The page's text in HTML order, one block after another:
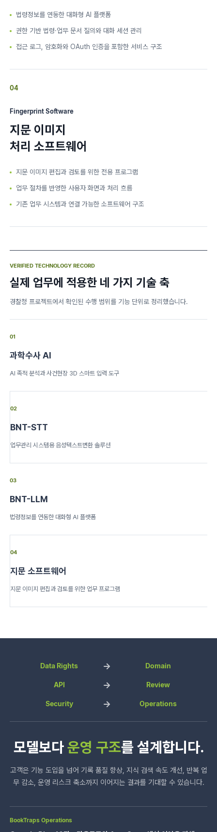
법령정보를 연동한 대화형 AI 플랫폼
권한 기반 법령·업무 문서 질의와 대화 세션 관리
접근 로그, 암호화와 OAuth 인증을 포함한 서비스 구조
04
Fingerprint Software
지문 이미지
처리 소프트웨어
지문 이미지 편집과 검토를 위한 전용 프로그램
업무 절차를 반영한 사용자 화면과 처리 흐름
기존 업무 시스템과 연결 가능한 소프트웨어 구조
VERIFIED TECHNOLOGY RECORD
실제 업무에 적용한 네 가지 기술 축
경찰청 프로젝트에서 확인된 수행 범위를 기능 단위로 정리했습니다.
01
과학수사 AI
AI 족적 분석과 사건현장 3D 스마트 입력 도구
02
BNT-STT
업무관리 시스템용 음성텍스트변환 솔루션
03
BNT-LLM
법령정보를 연동한 대화형 AI 플랫폼
04
지문 소프트웨어
지문 이미지 편집과 검토를 위한 업무 프로그램
Data Rights Domain
API Review
Security Operations
모델보다운영 구조를 설계합니다.
고객은 기능 도입을 넘어 기록 품질 향상, 지식 검색 속도 개선, 반복 업
무 감소, 운영 리스크 축소까지 이어지는 결과를 기대할 수 있습니다.
BookTraps Operations